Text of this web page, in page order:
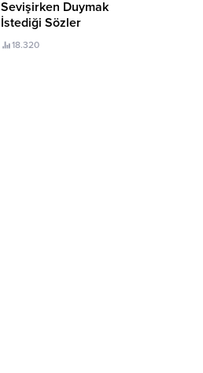
Sevişirken Duymak
İstediği Sözler
Neler?
18.320